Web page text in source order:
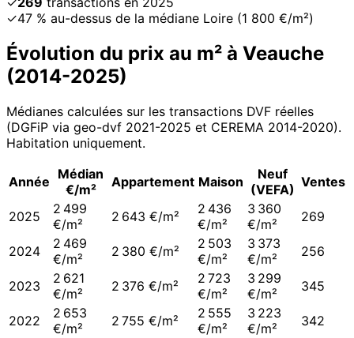
✓47 % au-dessus de la médiane Loire (1 800 €/m²)
Évolution du prix au m² à Veauche
(2014-2025)
Médianes calculées sur les transactions DVF réelles
(DGFiP via geo-dvf 2021-2025 et CEREMA 2014-2020).
Habitation uniquement.
Année Médian
€/m²
Appartement Maison
Neuf
(VEFA) Ventes
2025
2 499
€/m²
2 643 €/m²
2 436
€/m²
3 360
€/m²
269
2024
2 469
€/m²
2 380 €/m²
2 503
€/m²
3 373
€/m²
256
2023
2 621
€/m²
2 376 €/m²
2 723
€/m²
3 299
€/m²
345
2022
2 653
€/m²
2 755 €/m²
2 555
€/m²
3 223
€/m²
342